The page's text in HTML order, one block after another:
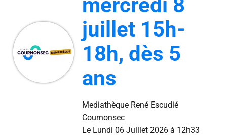
juillet 15h-
18h, dès 5
ans
Mediathèque René Escudié
Cournonsec
Le Lundi 06 Juillet 2026 à 12h33